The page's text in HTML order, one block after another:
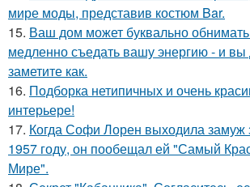
мире моды, представив костюм Bar.
15. Ваш дом может буквально
медленно съедать вашу энергию - и
заметите как.
16. Подборка нетипичных и очень
интерьере!
17. Когда Софи Лорен выходила замуж
1957 году, он пообещал ей "Самый
Мире".